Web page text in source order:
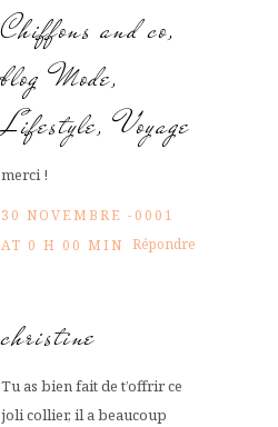
Chiffons and co,
blog Mode,
Lifestyle, Voyage
merci !
30 NOVEMBRE -0001
AT 0 H 00 MIN Répondre
christine
Tu as bien fait de t’offrir ce
joli collier, il a beaucoup